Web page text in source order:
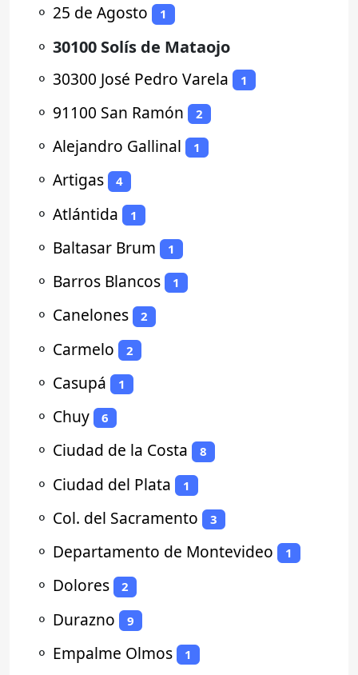
⚬ 25 de Agosto 1
⚬ 30100 Solís de Mataojo
⚬ 30300 José Pedro Varela 1
⚬ 91100 San Ramón 2
⚬ Alejandro Gallinal 1
⚬ Artigas 4
⚬ Atlántida 1
⚬ Baltasar Brum 1
⚬ Barros Blancos 1
⚬ Canelones 2
⚬ Carmelo 2
⚬ Casupá 1
⚬ Chuy 6
⚬ Ciudad de la Costa 8
⚬ Ciudad del Plata 1
⚬ Col. del Sacramento 3
⚬ Departamento de Montevideo 1
⚬ Dolores 2
⚬ Durazno 9
⚬ Empalme Olmos 1